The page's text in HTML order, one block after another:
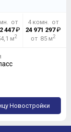
от
447₽
м2
4 комн. от
24 971 297₽
от 85 м2
Новостройки